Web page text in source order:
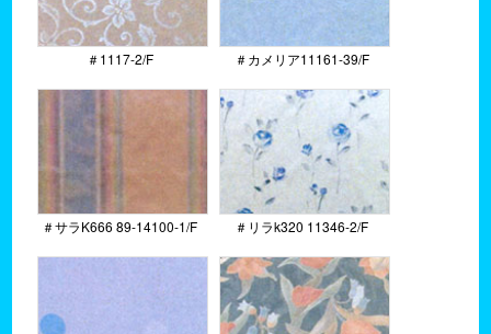
＃1117-2/F ＃カメリア11161-39/F
＃サラK666 89-14100-1/F ＃リラk320 11346-2/F